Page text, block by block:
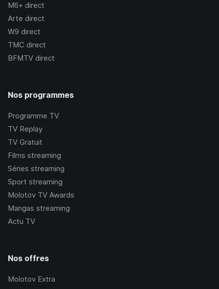
M6+ direct
Arte direct
W9 direct
TMC direct
BFMTV direct
Nos programmes
Programme TV
TV Replay
TV Gratuit
Films streaming
Séries streaming
Sport streaming
Molotov TV Awards
Mangas streaming
Actu TV
Nos offres
Molotov Extra